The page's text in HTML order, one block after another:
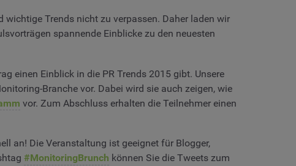
Trends nicht zu verpassen. Daher laden wir
spannende Einblicke zu den neuesten
einen Einblick in die PR Trends 2015 gibt. Unsere
Branche vor. Dabei wird sie auch zeigen, wie
vor. Zum Abschluss erhalten die Teilnehmer einen
an! Die Veranstaltung ist geeignet für Blogger,
#MonitoringBrunch können Sie die Tweets zum